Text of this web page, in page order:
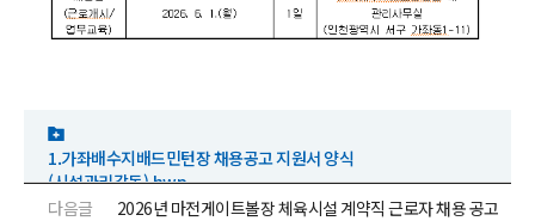
1.가좌배수지배드민턴장 채용공고 지원서 양식
(시설관리감독).hwp
다음글
2026년 마전게이트볼장 체육시설 계약직 근로자 채용 공고